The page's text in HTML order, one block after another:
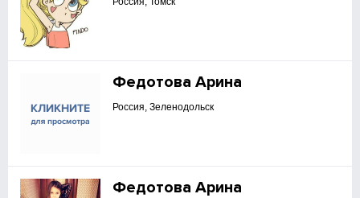
Федотова Арина
Россия, Зеленодольск
Федотова Арина